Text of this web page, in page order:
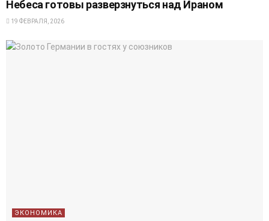
Небеса готовы разверзнуться над Ираном
19 ФЕВРАЛЯ, 2026
ЭКОНОМИКА